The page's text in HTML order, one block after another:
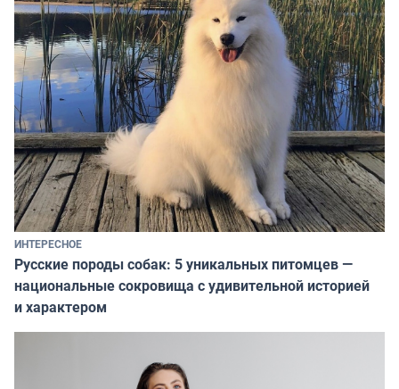
ИНТЕРЕСНОЕ
Русские породы собак: 5 уникальных питомцев —
национальные сокровища с удивительной историей
и характером